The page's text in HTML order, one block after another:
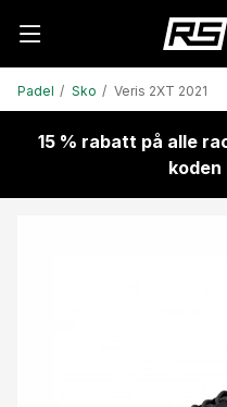
Padel Sko Veris 2XT 2021
15 % rabatt på alle
koden